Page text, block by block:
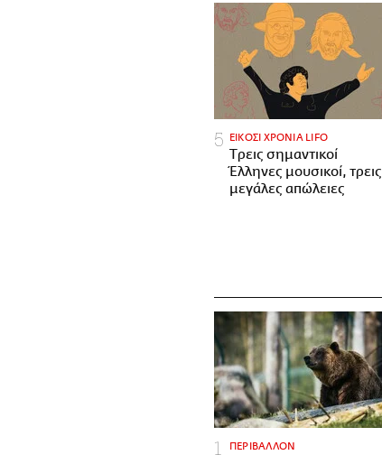
ΕΙΚΟΣΙ ΧΡΟΝΙΑ LIFO
Tρεις σημαντικοί
Έλληνες μουσικοί, τρεις
μεγάλες απώλειες
ΠΕΡΙΒΑΛΛΟΝ